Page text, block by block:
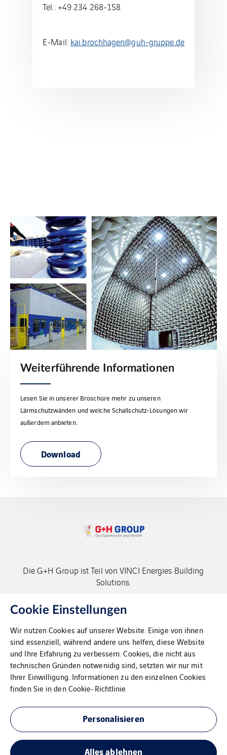
Tel.: +49 234 268-158
E-Mail: kai.brochhagen@guh-gruppe.de
Weiterführende Informationen
Lesen Sie in unserer Broschüre mehr zu unseren
Lärmschutzwänden und welche Schallschutz-Lösungen wir
außerdem anbieten.
Download
Die G+H Group ist Teil von VINCI Energies Building
Solutions.
Copyright G+H Group
Kontakt
Datenschutz
Impressum
Cookie Einstellungen
Wir nutzen Cookies auf unserer Website. Einige von ihnen
sind essenziell, während andere uns helfen, diese Website
und Ihre Erfahrung zu verbessern. Cookies, die nicht aus
technischen Gründen notwenidig sind, setzten wir nur mit
Ihrer Einwilligung. Informationen zu den einzelnen Cookies
finden Sie in denCookie-Richtlinie
Personalisieren
Alles ablehnen